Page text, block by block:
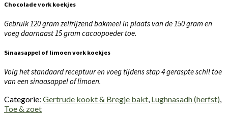
Chocolade vork koekjes
Gebruik 120 gram zelfrijzend bakmeel in plaats van de 150 gram en
voeg daarnaast 15 gram cacaopoeder toe.
Sinaasappel of limoen vork koekjes
Volg het standaard receptuur en voeg tijdens stap 4 geraspte schil toe
van een sinaasappel of limoen.
Categorie: Gertrude kookt & Bregje bakt Lughnasadh (herfst)
Toe & zoet